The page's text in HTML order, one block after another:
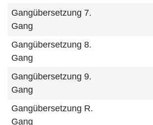
Gangübersetzung 7.
Gang
Gangübersetzung 8.
Gang
Gangübersetzung 9.
Gang
Gangübersetzung R.
Gang